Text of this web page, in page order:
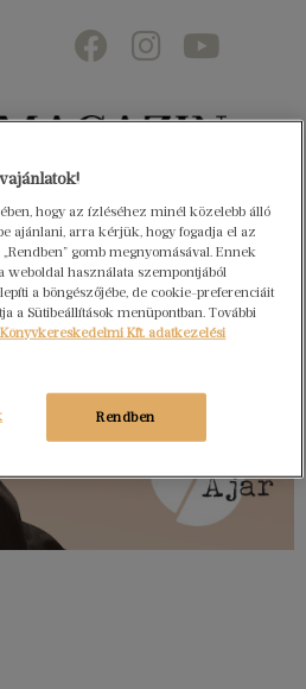
az olvasókig
hogy az ízléséhez minél közelebb álló
ajánlani, arra kérjük, hogy fogadja el az
gomb megnyomásával. Ennek
használata szempontjából
a böngészőjébe, de cookie-preferenciáit
a Sütibeállítások menüpontban. További
Kft. adatkezelési
Rendben